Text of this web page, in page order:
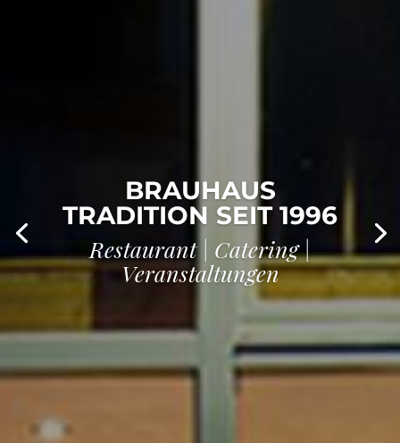
BRAUHAUS
TRADITION SEIT 1996
Restaurant | Catering |
Veranstaltungen